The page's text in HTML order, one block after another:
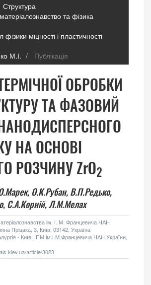
Структура
та фізика
фізики міцності і пластичності
М.І.
Публікація
ОБРОБКИ
ТА ФАЗОВИЙ
НА ОСНОВІ
РОЗЧИНУ ZrO2
О.К.Рубан, В.П.Редько,
С.А.Корній,Л.М.Мелах
ім. І. М. Францевича НАН
Пріцака, 3, Київ, 03142, Україна
- Київ: ІПМ ім.І.М.Францевича НАН України,
article/3023